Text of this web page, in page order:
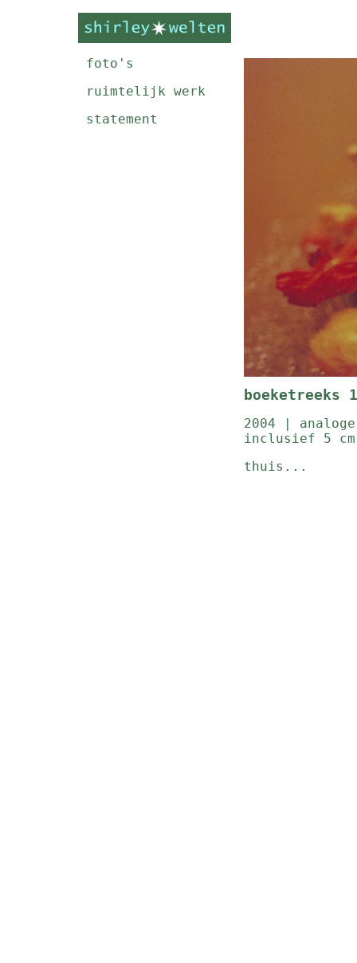
foto's
ruimtelijk werk
statement
boeketreeks 1
2004 |
inclusief 5
thuis...